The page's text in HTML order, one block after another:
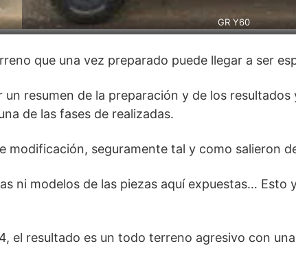
GR Y60
que una vez preparado puede llegar a ser
un resumen de la preparación y de los resultados
de las fases de realizadas.
modificación, seguramente tal y como salieron
ni modelos de las piezas aquí expuestas… Esto
el resultado es un todo terreno agresivo con